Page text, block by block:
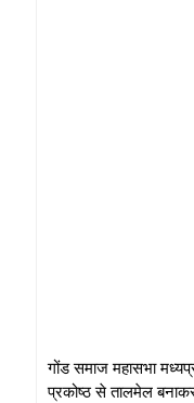
गोंड समाज महासभा
प्रकोष्ठ से तालमेल